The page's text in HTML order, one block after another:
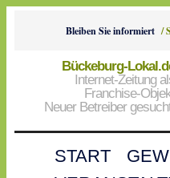
Bleiben Sie informiert /
Bückeburg-
Internet-Zeitung
Franchise-
Neuer Betreiber
START